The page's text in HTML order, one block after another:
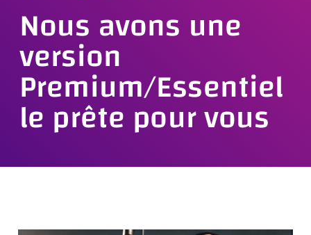
Nous avons une
version
Premium/Essentiel
le prête pour vous